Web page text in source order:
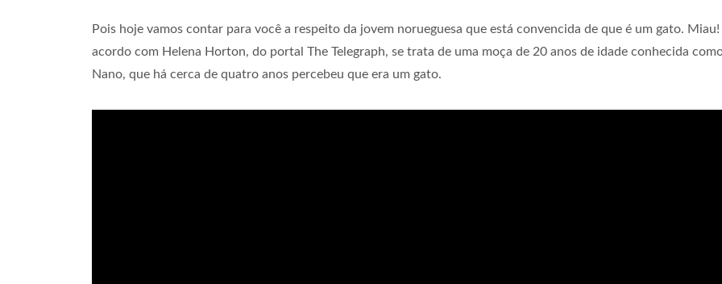
Pois hoje vamos contar para você a respeito da jovem norueguesa que está convencida de que é um gato. Miau!
acordo com Helena Horton, do portal The Telegraph, se trata de uma moça de 20 anos de idade conhecida
Nano, que há cerca de quatro anos percebeu que era um gato.